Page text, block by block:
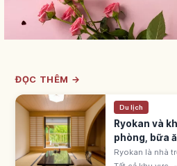
ĐỌC THÊM →
Du lịch
Ryokan và
phòng, bữa
Ryokan là nhà
phòng tatami,